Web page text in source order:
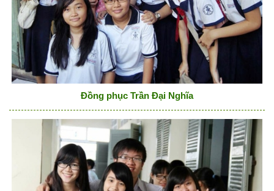
Đồng phục Trần Đại Nghĩa